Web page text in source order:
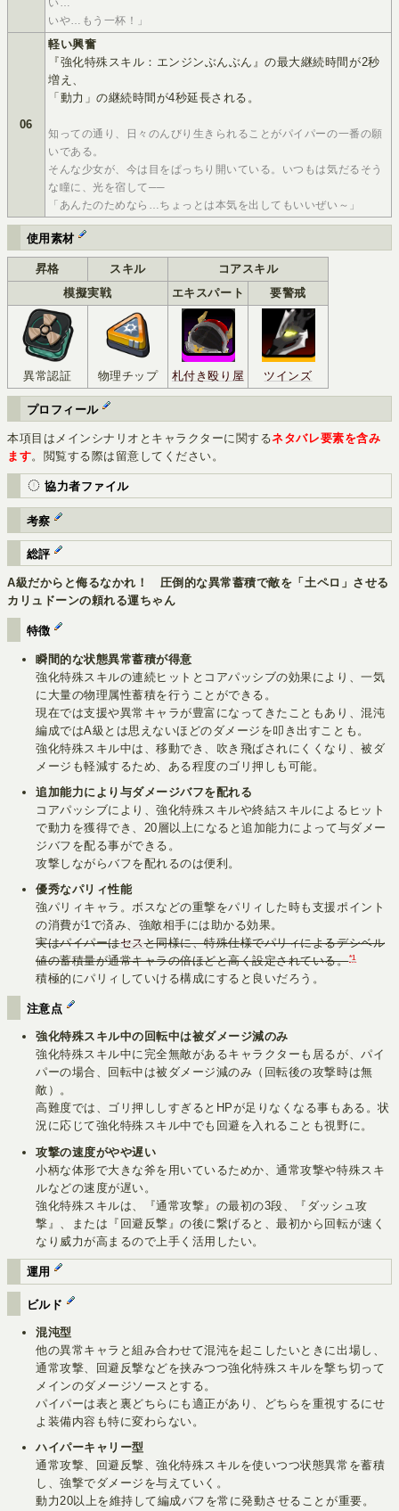
い…
いや…もう一杯！」
06
軽い興奮
『強化特殊スキル：エンジンぶんぶん』の最大継続時間が2秒
増え、
「動力」の継続時間が4秒延長される。
知っての通り、日々のんびり生きられることがパイパーの一番の願
いである。
そんな少女が、今は目をぱっちり開いている。いつもは気だるそう
な瞳に、光を宿して──
「あんたのためなら…ちょっとは本気を出してもいいぜい～」
使用素材
昇格 スキル
コアスキル
模擬実戦
エキスパート 要警戒
異常認証 物理チップ 札付き殴り屋 ツインズ
プロフィール
本項目はメインシナリオとキャラクターに関するネタバレ要素を含み
ます。閲覧する際は留意してください。
協力者ファイル
考察
総評
A級だからと侮るなかれ！ 圧倒的な異常蓄積で敵を「土ペロ」させる
カリュドーンの頼れる運ちゃん
特徴
瞬間的な状態異常蓄積が得意
強化特殊スキルの連続ヒットとコアパッシブの効果により、一気
に大量の物理属性蓄積を行うことができる。
現在では支援や異常キャラが豊富になってきたこともあり、混沌
編成ではA級とは思えないほどのダメージを叩き出すことも。
強化特殊スキル中は、移動でき、吹き飛ばされにくくなり、被ダ
メージも軽減するため、ある程度のゴリ押しも可能。
追加能力により与ダメージバフを配れる
コアパッシブにより、強化特殊スキルや終結スキルによるヒット
で動力を獲得でき、20層以上になると追加能力によって与ダメー
ジバフを配る事ができる。
攻撃しながらバフを配れるのは便利。
優秀なパリィ性能
強パリィキャラ。ボスなどの重撃をパリィした時も支援ポイント
の消費が1で済み、強敵相手には助かる効果。
実はパイパーはセスと同様に、特殊仕様でパリィによるデシベル
値の蓄積量が通常キャラの倍ほどと高く設定されている。*1
積極的にパリィしていける構成にすると良いだろう。
注意点
強化特殊スキル中の回転中は被ダメージ減のみ
強化特殊スキル中に完全無敵があるキャラクターも居るが、パイ
パーの場合、回転中は被ダメージ減のみ（回転後の攻撃時は無
敵）。
高難度では、ゴリ押ししすぎるとHPが足りなくなる事もある。状
況に応じて強化特殊スキル中でも回避を入れることも視野に。
攻撃の速度がやや遅い
小柄な体形で大きな斧を用いているためか、通常攻撃や特殊スキ
ルなどの速度が遅い。
強化特殊スキルは、『通常攻撃』の最初の3段、『ダッシュ攻
撃』、または『回避反撃』の後に繋げると、最初から回転が速く
なり威力が高まるので上手く活用したい。
運用
ビルド
混沌型
他の異常キャラと組み合わせて混沌を起こしたいときに出場し、
通常攻撃、回避反撃などを挟みつつ強化特殊スキルを撃ち切って
メインのダメージソースとする。
パイパーは表と裏どちらにも適正があり、どちらを重視するにせ
よ装備内容も特に変わらない。
ハイパーキャリー型
通常攻撃、回避反撃、強化特殊スキルを使いつつ状態異常を蓄積
し、強撃でダメージを与えていく。
動力20以上を維持して編成バフを常に発動させることが重要。